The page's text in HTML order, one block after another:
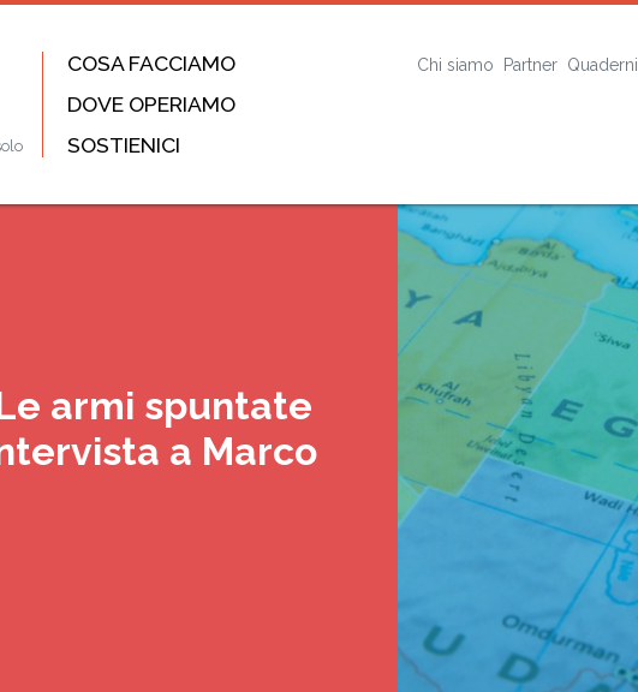
COSA FACCIAMO
DOVE OPERIAMO
SOSTIENICI
Chi siamo Partner Quaderni
armi spuntate
a Marco